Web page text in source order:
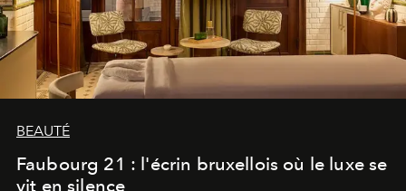
BEAUTÉ
Faubourg 21 : l'écrin bruxellois où le luxe se
vit en silence